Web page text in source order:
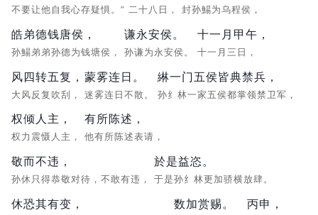
不要让他自我心存疑惧。” 二十八日， 封孙鰑为乌程侯，
皓弟德钱唐侯，
孙鰑弟弟孙德为钱塘侯，
谦永安侯。
孙谦为永安侯。
十一月甲午，
十一月三日，
风四转五复，
大风反复吹刮，
蒙雾连日。
迷雾连日不散。
綝一门五侯皆典禁兵，
孙纟林一家五侯都掌领禁卫军，
权倾人主，
权力震慑人主，
有所陈述，
他有所陈述表请，
敬而不违，
孙休只得恭敬对待，不敢有违，
於是益恣。
于是孙纟林更加骄横放肆。
休恐其有变， 数加赏赐。 丙申，